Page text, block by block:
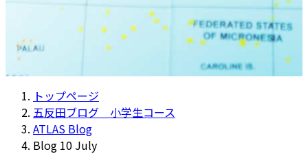
トップページ
五反田ブログ 小学生コース
ATLAS Blog
Blog 10 July